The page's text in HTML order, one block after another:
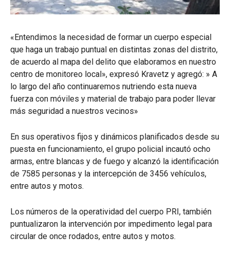
«Entendimos la necesidad de formar un cuerpo especial
que haga un trabajo puntual en distintas zonas del distrito,
de acuerdo al mapa del delito que elaboramos en nuestro
centro de monitoreo local», expresó Kravetz y agregó: » A
lo largo del año continuaremos nutriendo esta nueva
fuerza con móviles y material de trabajo para poder llevar
más seguridad a nuestros vecinos»
En sus operativos fijos y dinámicos planificados desde su
puesta en funcionamiento, el grupo policial incautó ocho
armas, entre blancas y de fuego y alcanzó la identificación
de 7585 personas y la intercepción de 3456 vehículos,
entre autos y motos.
Los números de la operatividad del cuerpo PRI, también
puntualizaron la intervención por impedimento legal para
circular de once rodados, entre autos y motos.